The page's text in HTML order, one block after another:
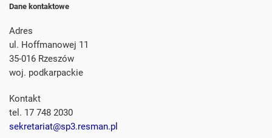
Dane kontaktowe
Adres
ul. Hoffmanowej 11
35-016 Rzeszów
woj. podkarpackie
Kontakt
tel. 17 748 2030
sekretariat@sp3.resman.pl